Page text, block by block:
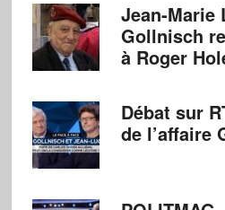
Jean-Marie
Gollnisch
à Roger
Débat sur
de l’affaire